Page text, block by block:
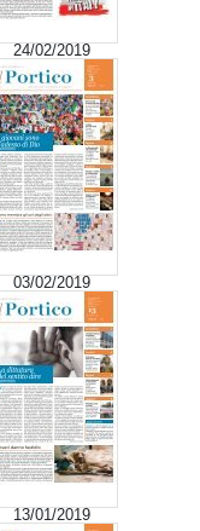
24/02/2019
03/02/2019
13/01/2019